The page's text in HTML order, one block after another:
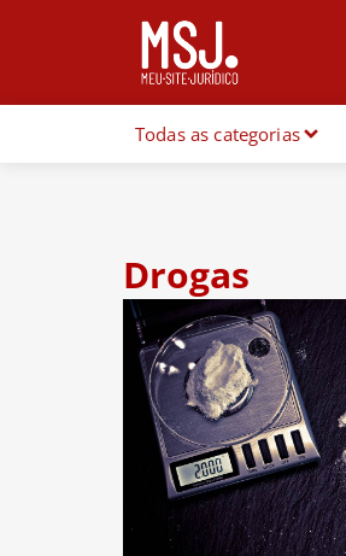
Todas as categorias
Drogas